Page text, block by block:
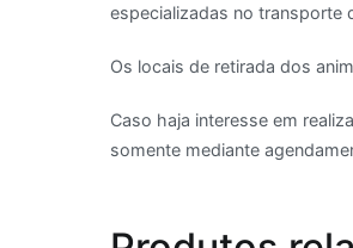
especializadas no transporte
Os locais de retirada dos
Caso haja interesse em
somente mediante